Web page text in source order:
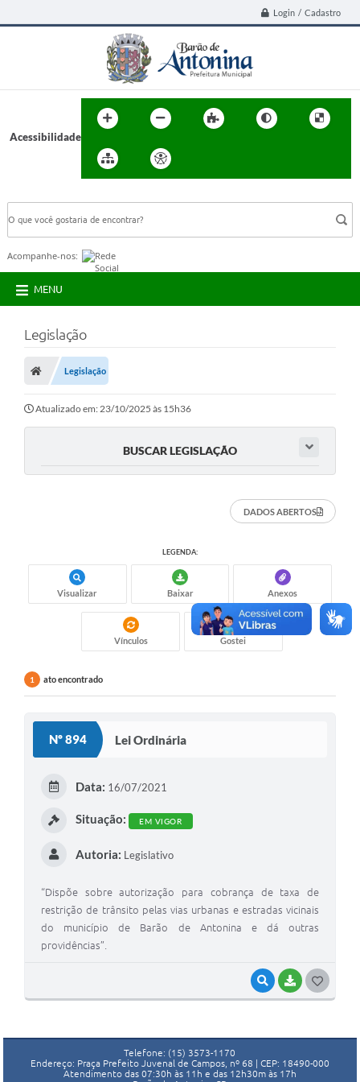
Login / Cadastro
Acessibilidade
Acompanhe-nos:
MENU
Legislação
Legislação
Atualizado em: 23/10/2025 às 15h36
BUSCAR LEGISLAÇÃO
DADOS ABERTOS
LEGENDA:
Visualizar Baixar Anexos
Vínculos Gostei
1 ato encontrado
Nº 894 Lei Ordinária
VISUALIZAR
BAIXAR
Data: 16/07/2021
Situação: EM VIGOR
Autoria: Legislativo
“Dispõe sobre autorização para cobrança de taxa de
restrição de trânsito pelas vias urbanas e estradas vicinais
do município de Barão de Antonina e dá outras
providências”.
Telefone: (15) 3573-1170
Endereço: Praça Prefeito Juvenal de Campos, nº 68 | CEP: 18490-000
Atendimento das 07:30h às 11h e das 12h30m às 17h